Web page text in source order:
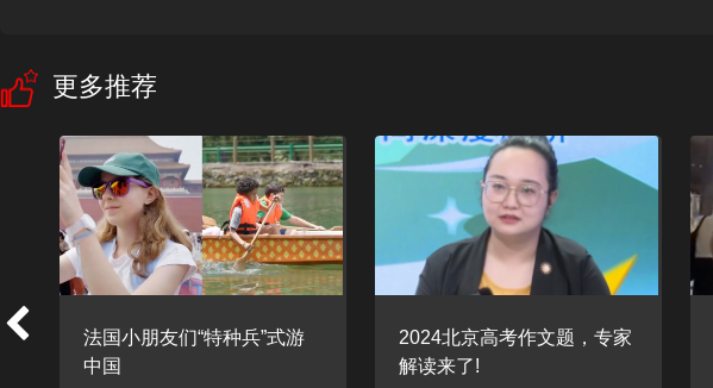
更多推荐
法国小朋友们“特种兵”式游
中国
2024北京高考作文题，专家
解读来了!